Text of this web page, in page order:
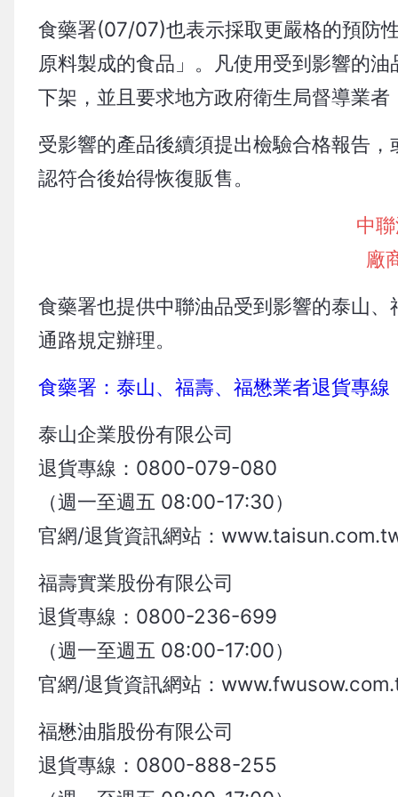
食藥署(07/07)也表示採取更嚴格的預防
原料製成的食品」。凡使用受到影響的
下架，並且要求地方政府衛生局督導業
受影響的產品後續須提出檢驗合格報告
認符合後始得恢復販售。
中
廠
食藥署也提供中聯油品受到影響的泰山
通路規定辦理。
食藥署：泰山、福壽、福懋業者退貨專線
泰山企業股份有限公司
退貨專線：0800-079-080
（週一至週五 08:00-17:30）
官網/退貨資訊網站：
福壽實業股份有限公司
退貨專線：0800-236-699
（週一至週五 08:00-17:00）
官網/退貨資訊網站：
福懋油脂股份有限公司
退貨專線：0800-888-255